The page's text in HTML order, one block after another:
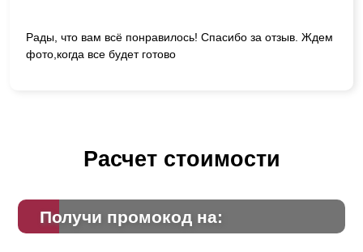
Рады, что вам всё понравилось! Спасибо за отзыв. Ждем
фото,когда все будет готово
Расчет стоимости
Получи промокод на: